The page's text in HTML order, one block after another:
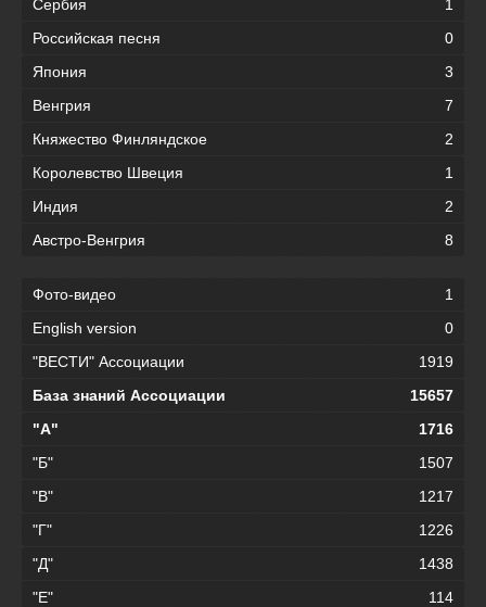
Сербия
1
Российская песня
0
Япония
3
Венгрия
7
Княжество Финляндское
2
Королевство Швеция
1
Индия
2
Австро-Венгрия
8
Фото-видео
1
English version
0
"ВЕСТИ" Ассоциации
1919
База знаний Ассоциации
15657
"А"
1716
"Б"
1507
"В"
1217
"Г"
1226
"Д"
1438
"Е"
114